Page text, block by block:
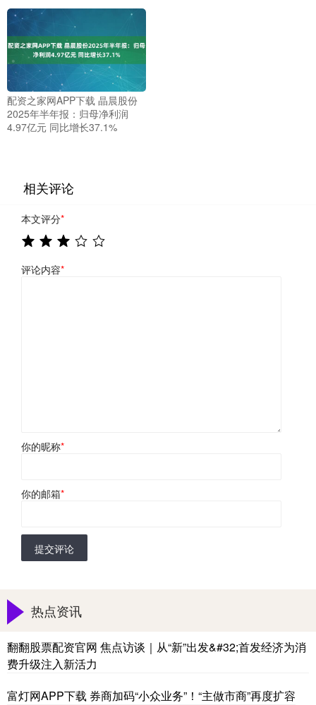
配资之家网APP下载 晶晨股份
2025年半年报：归母净利润
4.97亿元 同比增长37.1%
相关评论
本文评分*
评论内容*
你的昵称*
你的邮箱*
提交评论
热点资讯
翻翻股票配资官网 焦点访谈｜从“新”出发&#32;首发经济为消
费升级注入新活力
富灯网APP下载 券商加码“小众业务”！“主做市商”再度扩容